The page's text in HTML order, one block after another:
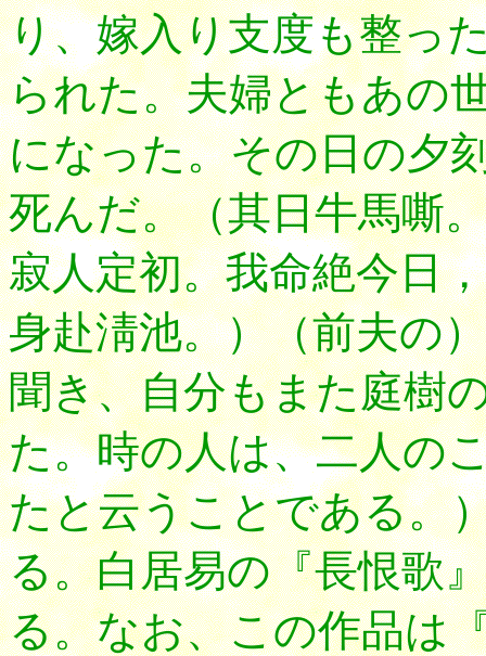
り、嫁入り支度も整っ
られた。夫婦ともあの
になった。その日の夕
死んだ。（其日牛馬嘶
寂人定初。我命絶今日
身赴淸池。）（前夫の
聞き、自分もまた庭樹
た。時の人は、二人の
たと云うことである。
る。白居易の『長恨歌
る。なお、この作品は